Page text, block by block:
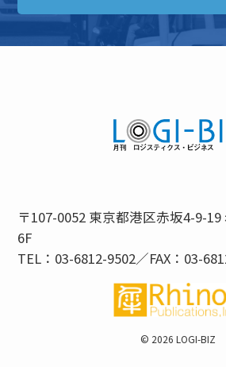
〒107-0052 東京都港区赤坂4-9-
6F
TEL：03-6812-9502／FAX：03-
© 2026 LOGI-BIZ